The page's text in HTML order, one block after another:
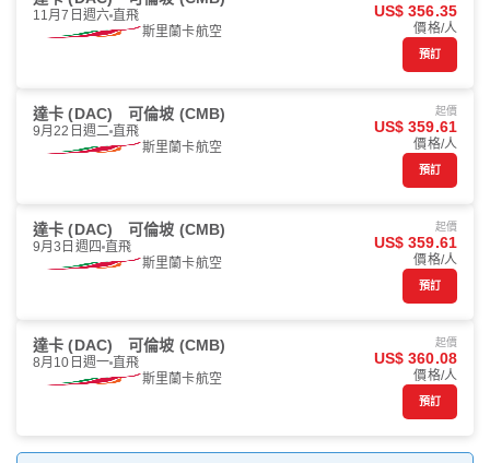
11月7日週六 直飛
斯里蘭卡航空
US$ 356.35
價格/人
預訂
達卡 (DAC) 可倫坡 (CMB)
9月22日週二 直飛
斯里蘭卡航空
起價
US$ 359.61
價格/人
預訂
達卡 (DAC) 可倫坡 (CMB)
9月3日週四 直飛
斯里蘭卡航空
起價
US$ 359.61
價格/人
預訂
達卡 (DAC) 可倫坡 (CMB)
8月10日週一 直飛
斯里蘭卡航空
起價
US$ 360.08
價格/人
預訂